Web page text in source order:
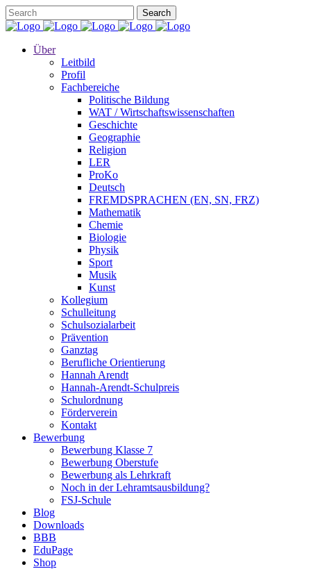
Über
Leitbild
Profil
Fachbereiche
Politische Bildung
WAT / Wirtschaftswissenschaften
Geschichte
Geographie
Religion
LER
ProKo
Deutsch
FREMDSPRACHEN (EN, SN, FRZ)
Mathematik
Chemie
Biologie
Physik
Sport
Musik
Kunst
Kollegium
Schulleitung
Schulsozialarbeit
Prävention
Ganztag
Berufliche Orientierung
Hannah Arendt
Hannah-Arendt-Schulpreis
Schulordnung
Förderverein
Kontakt
Bewerbung
Bewerbung Klasse 7
Bewerbung Oberstufe
Bewerbung als Lehrkraft
Noch in der Lehramtsausbildung?
FSJ-Schule
Blog
Downloads
BBB
EduPage
Shop